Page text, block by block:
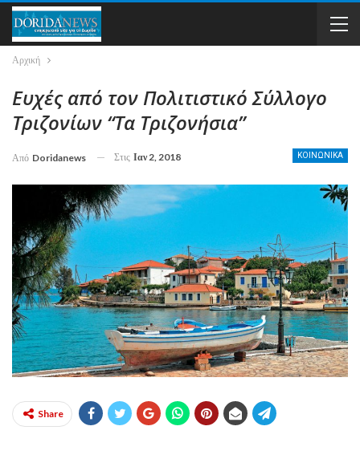
Αρχική
Ευχές από τον Πολιτιστικό Σύλλογο
Τριζονίων “Τα Τριζονήσια”
ΚΟΙΝΩΝΙΚΑ
Από Doridanews Στις Ιαν 2, 2018
Share